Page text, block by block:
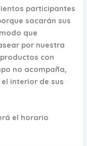
participantes
sacarán sus
que
por nuestra
con
no acompaña,
interior de sus
el horario